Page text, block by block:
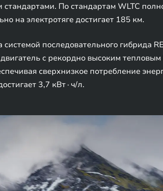
По стандартам WLTC
на электротяге достигает 185 км.
последовательного гибрида
двигатель с рекордно высоким
сверхнизкое потребление
3,7 кВт∙ч/л.